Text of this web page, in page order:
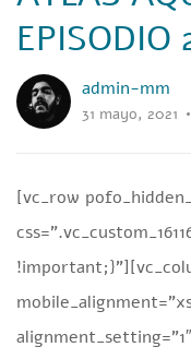
EPISODIO
admin-mm
31 mayo, 2021
[vc_row